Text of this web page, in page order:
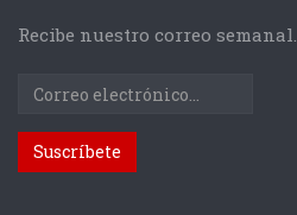
Recibe nuestro correo semanal.